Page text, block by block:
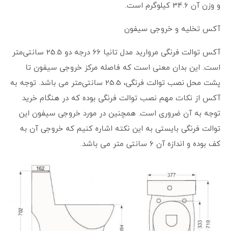
و وزن آن 34.6 کیلوگرم است.
آکس تخلیه و خروجی سیفون
آکس توالت فرنگی مروارید مدل تانیا 66 درجه دو 25.5 سانتی‌متر
است. این بدان معنی است که فاصله مرکز خروجی سیفون تا
پشت محل نصب توالت فرنگی، 25.5 سانتی‌متر می باشد. توجه به
آکس از نکات مهم نصب توالت فرنگی بوده که در هنگام خرید
توجه به آن ضروری است. همچنین در مورد خروجی سیفون این
توالت فرنگی بایستی به این نکته اشاره کنیم که خروجی آن به
کف بوده و اندازه آن 6 سانتی متر می باشد.